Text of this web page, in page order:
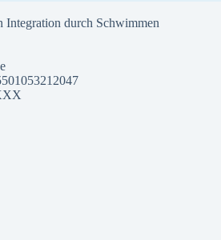
Integration durch Schwimmen